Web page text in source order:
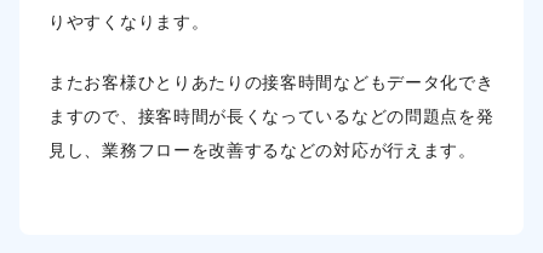
りやすくなります。
またお客様ひとりあたりの接客時間などもデータ化でき
ますので、接客時間が長くなっているなどの 問題点を発
見し、業務フローを改善するなどの対応が行えます。